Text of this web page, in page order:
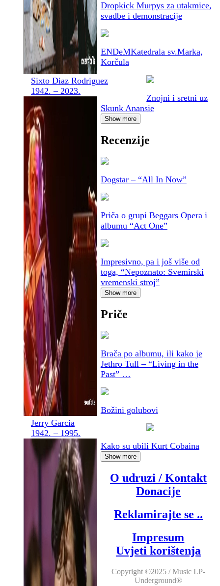
Sixto Diaz Rodriguez
1942. – 2023.
Jerry Garcia
1942. – 1995.
Dropkick Murpys za utakmice,
svadbe i demonstracije
ENDeMKatedrala sv.Marka,
Korčula
Znojni i sretni uz
Skunk Anansie
Show more
Recenzije
Dogstar – “All In Now”
Priča o grupi Beggars Opera i
albumu “Act One”
Impresivno, pa i još više od
toga, “Nepoznato: Svemirski
vremenski stroj”
Show more
Priče
Brača po albumu, ili kako je
Jethro Tull – “Living in the
Past” …
Božini golubovi
Kako su ubili Kurt Cobaina
Show more
O udruzi / Kontakt
Donacije
Reklamirajte se ..
Impresum
Uvjeti korištenja
Copyright ©2025 / Music LP-
Underground®